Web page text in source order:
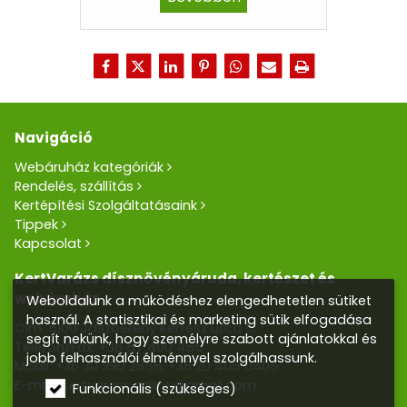
Navigáció
Webáruház kategóriák
Rendelés, szállítás
Kertépítési Szolgáltatásaink
Tippek
Kapcsolat
KertVarázs dísznövényáruda, kertészet és
webáruház
Cím: 5100 Jászberény Kertész utca 5.
Telefon/Fax: +36 57 400 455
Mobil:+36 30 390 2856,+36 20 405 0405
E-mail:kertvarazs.online@gmail.com
Weboldalunk a működéshez elengedhetetlen sütiket
használ. A statisztikai és marketing sütik elfogadása
segít nekünk, hogy személyre szabott ajánlatokkal és
jobb felhasználói élménnyel szolgálhassunk.
Funkcionális (szükséges)